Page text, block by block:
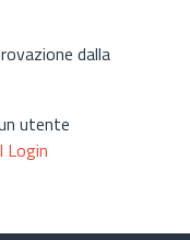
dalla
utente
Login